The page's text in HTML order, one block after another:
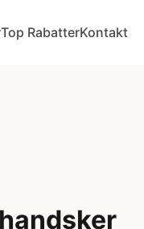
Top RabatterKontakt